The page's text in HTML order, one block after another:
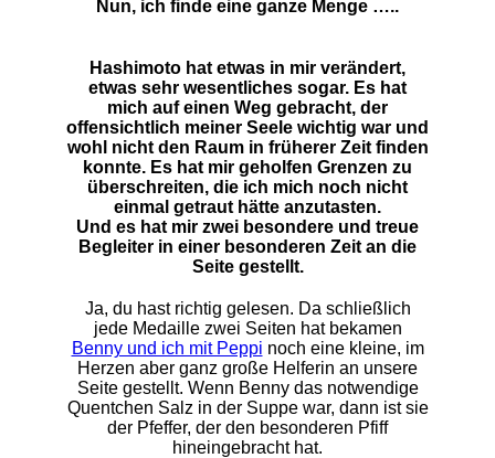
Nun, ich finde eine ganze Menge …..
Hashimoto hat etwas in mir verändert,
etwas sehr wesentliches sogar. Es hat
mich auf einen Weg gebracht, der
offensichtlich meiner Seele wichtig war und
wohl nicht den Raum in früherer Zeit finden
konnte. Es hat mir geholfen Grenzen zu
überschreiten, die ich mich noch nicht
einmal getraut hätte anzutasten.
Und es hat mir zwei besondere und treue
Begleiter in einer besonderen Zeit an die
Seite gestellt.
Ja, du hast richtig gelesen. Da schließlich
jede Medaille zwei Seiten hat bekamen
Benny und ich mit Peppi noch eine kleine, im
Herzen aber ganz große Helferin an unsere
Seite gestellt. Wenn Benny das notwendige
Quentchen Salz in der Suppe war, dann ist sie
der Pfeffer, der den besonderen Pfiff
hineingebracht hat.